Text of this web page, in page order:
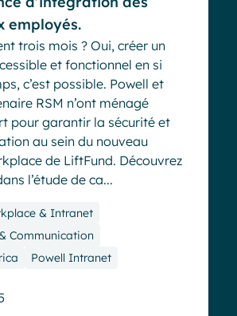
employés.
trois mois ? Oui, créer un
et fonctionnel en si
c’est possible. Powell et
RSM n’ont ménagé
pour garantir la sécurité et
au sein du nouveau
de LiftFund. Découvrez
l’étude de ca...
& Intranet
Communication
Powell Intranet